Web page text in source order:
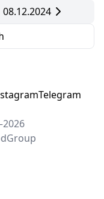
08.12.2024
Telegram